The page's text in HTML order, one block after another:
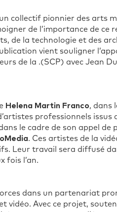
collectif pionnier des arts
de l’importance de ce
de la technologie et des
vient souligner
de la .(SCP) avec Jean
Helena Martin Franco, dans
professionnels issus
le cadre de son appel de
. Ces artistes de la
Leur travail sera diffusé
fois l’an.
dans un partenariat
Avec ce projet,